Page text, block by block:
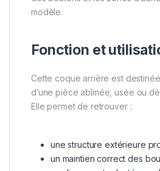
modèle.
Fonction et
Cette coque arrière est
d’une pièce abîmée, usée ou
Elle permet de retrouver :
une structure extérieure
un maintien correct des